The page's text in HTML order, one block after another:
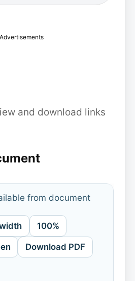
Advertisements
and download links
from document
100%
Download PDF